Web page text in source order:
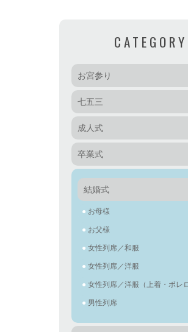
CATEGORY
お宮参り
七五三
成人式
卒業式
結婚式
お母様
お父様
女性列席／和服
女性列席／洋服
女性列席／洋服（上着・ボレ
男性列席